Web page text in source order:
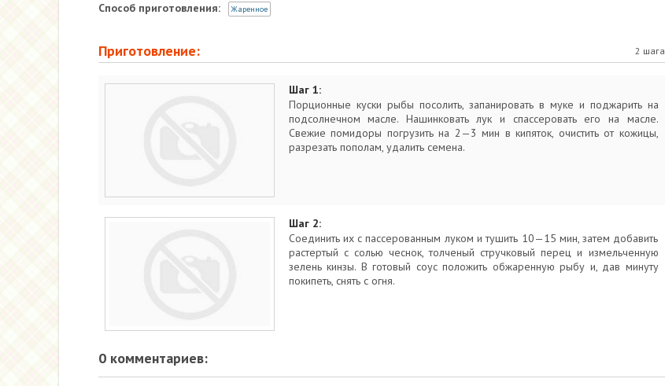
Способ приготовления: Жаренное
Приготовление: 2 шага
Шаг 1:
Порционные куски рыбы посолить, запанировать в муке и поджарить на
подсолнечном масле. Нашинковать лук и спассеровать его на масле.
Свежие помидоры погрузить на 2—3 мин в кипяток, очистить от кожицы,
разрезать пополам, удалить семена.
Шаг 2:
Соединить их с пассерованным луком и тушить 10—15 мин, затем добавить
растертый с солью чеснок, толченый стручковый перец и измельченную
зелень кинзы. В готовый соус положить обжаренную рыбу и, дав минуту
покипеть, снять с огня.
0 комментариев: